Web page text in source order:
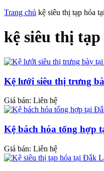
Trang chủ kệ siêu thị tạp hóa
kệ siêu thị
Kệ lưới siêu thị trưng
Giá bán: Liên hệ
Kệ bách hóa tổng hợp
Giá bán: Liên hệ